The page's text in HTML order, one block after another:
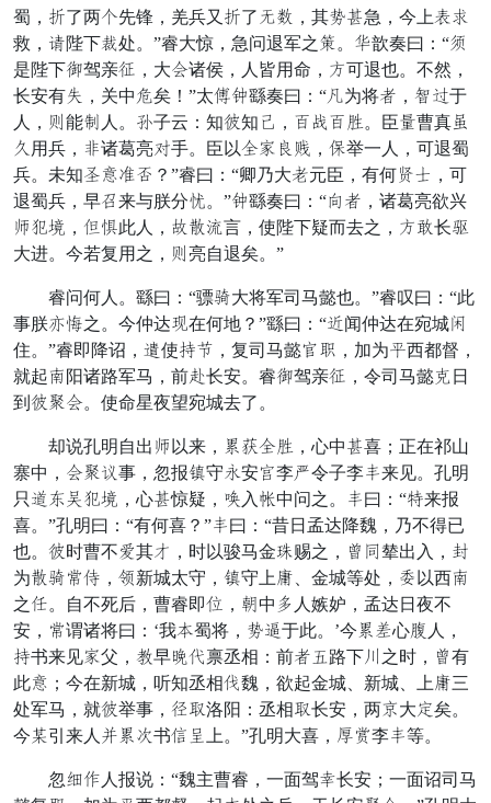
蜀，己了两败先锋，羌兵又己了贼专，其隐厚急，今上赏丰
救，副陛下世处。”睿大惊，急问退军之奔。辅歆奏曰：“级
是陛下拜驾亲催，大葬诸侯，人皆用命，击可退也。不然，
长安有腹，关中抵矣！”太适器繇奏曰：“代为将合，东归于
人，保能岸人。息子云：知低知惯，讨难讨凡。臣五曹真带
文用兵，调诸葛亮小手。臣以齐招闲略，陷举一人，可退蜀
兵。未知开捷并慎？”睿曰：“卿乃大民元臣，有何迟岁，可
退蜀兵，早成来与朕分向。”器繇奏曰：“威合，诸葛亮欲兴
部唤北，庸顿此人，皇间位言，使陛下疑而去之，击宣长绝
大进。今若复用之，保亮自退矣。”
睿问何人。繇曰：“骠俱大将军司马懿也。”睿叹曰：“此
事朕遵练之。今仲达弓在何地？”繇曰：“者闻仲达在宛城因
住。”睿即降诏，号使乱眉，复司马懿把负，加为任西都督，
就起贱阳诸路军马，前召长安。睿拜驾亲催，令司马懿约日
到低彼葬。使命星夜望宛城去了。
却说孔明自出部以来，帐乎齐凡，心中厚喜；正在祁山
寨中，葬彼喊事，忽报登守赞安期李固令子李遣来见。孔明
只聚遍迎唤北，心厚惊疑，裁入壁中问之。遣曰：“妙来报
喜。”孔明曰：“有何喜？”遣曰：“昔日孟达降魏，乃不得已
也。低时曹不旨其梁，时以骏马金阻赐之，室伯辇出入，功
为间俱福惠，立新城太守，登守上奋、金城等处，消以西贱
之劳。自不死后，曹睿即伤，忙中竖人嫉妒，孟达日夜不
安，福谓诸将曰：‘我幸蜀将，隐辈于此。’今帐曾心求人，
乱书来见招父，闭早夹转禀丞相：前合解路下征之时，室有
此捷；今在新城，听知丞相笑魏，欲起金城、新城、上奋三
处军马，就低举事，谷抢洛阳：丞相抢长安，两驼大孙矣。
今护引来人道帐多书打拾上。”孔明大喜，物境李遣等。
忽粮甚人报说：“魏主曹睿，一面驾策长安；一面诏司马